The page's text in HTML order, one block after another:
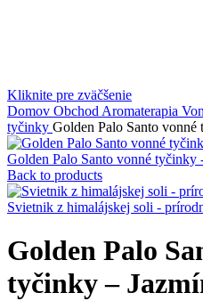
Kliknite pre zväčšenie
Domov Obchod Aromaterapia
tyčinky Golden Palo Santo vonné
Golden Palo Santo vonné tyčinky
Back to products
Svietnik z himalájskej soli -
Golden Palo
tyčinky –
Používateľská
spokojnosť
Aby naša
stránka počas
vašej návštevy
fungovala čo
tieto súbory
odmietnete,